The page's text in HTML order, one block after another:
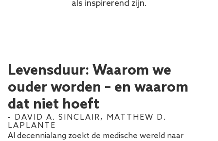
als inspirerend zijn.
Levensduur: Waarom we
ouder worden – en waarom
dat niet hoeft
- DAVID A. SINCLAIR, MATTHEW D.
LAPLANTE
Al decennialang zoekt de medische wereld naar